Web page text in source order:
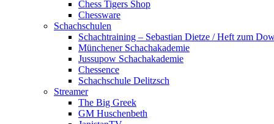
Chess Tigers Shop
Chessware
Schachschulen
Schachtraining – Sebastian Dietze / Heft zum
Münchener Schachakademie
Jussupow Schachakademie
Chessence
Schachschule Delitzsch
Streamer
The Big Greek
GM Huschenbeth